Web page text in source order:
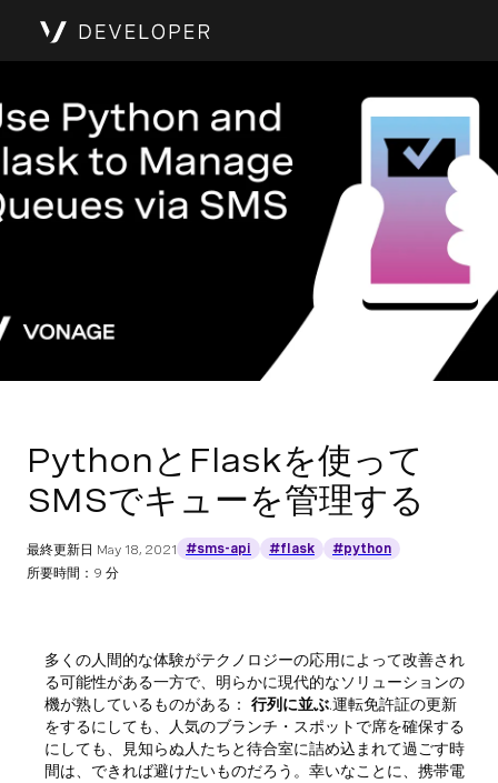
PythonとFlaskを使って
SMSでキューを管理する
最終更新日 May 18, 2021 #sms-api #flask
#python
所要時間：9 分
多くの人間的な体験がテクノロジーの応用によって改善され
る可能性がある一方で、明らかに現代的なソリューションの
機が熟しているものがある： 行列に並ぶ.運転免許証の更新
をするにしても、人気のブランチ・スポットで席を確保する
にしても、見知らぬ人たちと待合室に詰め込まれて過ごす時
間は、できれば避けたいものだろう。幸いなことに、携帯電